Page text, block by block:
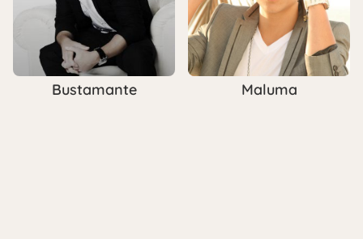
Bustamante Maluma